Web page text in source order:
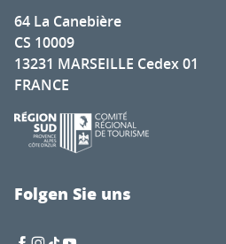
64 La Canebière
CS 10009
13231 MARSEILLE Cedex 01
FRANCE
Folgen Sie uns